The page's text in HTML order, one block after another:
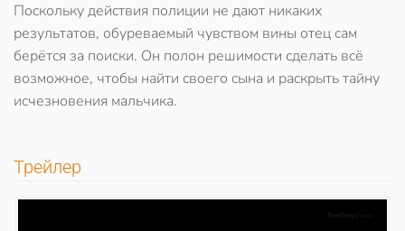
Поскольку действия полиции не дают никаких
результатов, обуреваемый чувством вины отец сам
берётся за поиски. Он полон решимости сделать всё
возможное, чтобы найти своего сына и раскрыть тайну
исчезновения мальчика.
Трейлер